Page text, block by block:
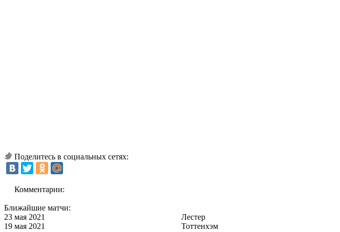
Поделитесь в социальных сетях:
Комментарии:
Ближайшие матчи:
23 мая 2021
Лестер
19 мая 2021
Тоттенхэм